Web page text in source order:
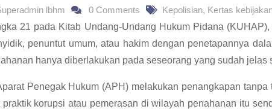
lbhm 0 Comments Kepolisian, Kertas
21 pada Kitab Undang-Undang Hukum Pidana
penuntut umum, atau hakim dengan penetapannya
hanya diberlakukan pada seseorang yang sudah
Penegak Hukum (APH) melakukan penangkapan
korupsi atau pemerasan di wilayah penahanan itu